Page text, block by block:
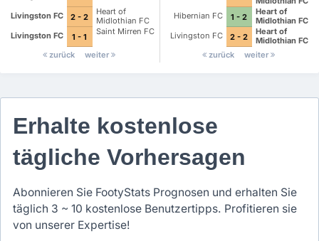
Livingston FC
2 - 2
Heart of
Midlothian FC
Livingston FC
1 - 1
Saint Mirren FC
zurück weiter
Hibernian FC
1 - 2
Heart of
Midlothian FC
Livingston FC
2 - 2
Heart of
Midlothian FC
zurück
weiter
Erhalte kostenlose
tägliche Vorhersagen
Abonnieren Sie FootyStats Prognosen und erhalten Sie
täglich 3 ~ 10 kostenlose Benutzertipps. Profitieren sie
von unserer Expertise!